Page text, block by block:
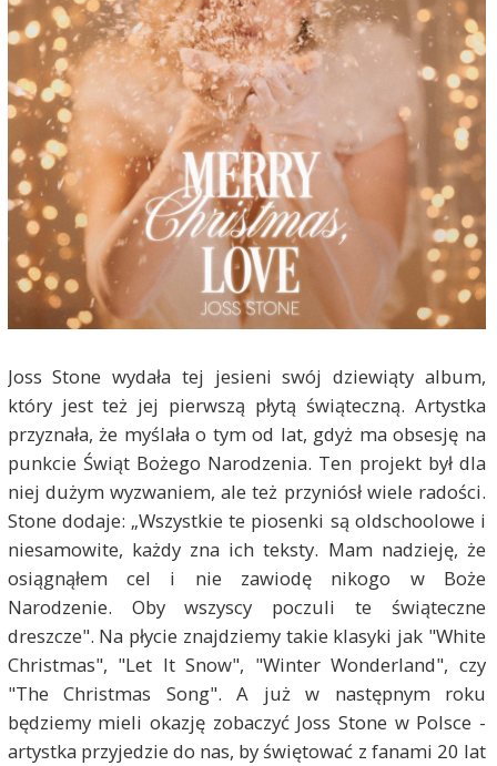
Joss Stone wydała tej jesieni swój dziewiąty album,
który jest też jej pierwszą płytą świąteczną. Artystka
przyznała, że myślała o tym od lat, gdyż ma obsesję na
punkcie Świąt Bożego Narodzenia. Ten projekt był dla
niej dużym wyzwaniem, ale też przyniósł wiele radości.
Stone dodaje: „Wszystkie te piosenki są oldschoolowe i
niesamowite, każdy zna ich teksty. Mam nadzieję, że
osiągnąłem cel i nie zawiodę nikogo w Boże
Narodzenie. Oby wszyscy poczuli te świąteczne
dreszcze". Na płycie znajdziemy takie klasyki jak "White
Christmas", "Let It Snow", "Winter Wonderland", czy
"The Christmas Song". A już w następnym roku
będziemy mieli okazję zobaczyć Joss Stone w Polsce -
artystka przyjedzie do nas, by świętować z fanami 20 lat